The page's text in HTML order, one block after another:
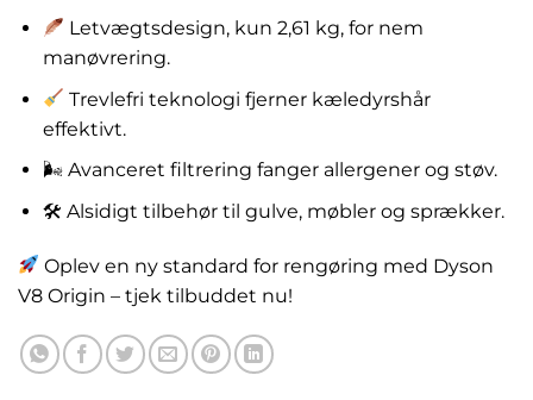
Letvægtsdesign, kun 2,61 kg, for nem
manøvrering.
Trevlefri teknologi fjerner kæledyrshår
effektivt.
🌬 Avanceret filtrering fanger allergener og støv.
🛠 Alsidigt tilbehør til gulve, møbler og sprækker.
Oplev en ny standard for rengøring med Dyson
V8 Origin – tjek tilbuddet nu!